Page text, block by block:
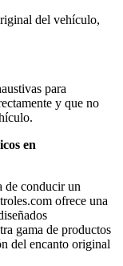
del vehículo,
para
y que no
en
de conducir un
ofrece una
gama de productos
del encanto original